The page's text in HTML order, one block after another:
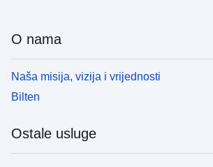
O nama
Naša misija, vizija i vrijednosti
Bilten
Ostale usluge